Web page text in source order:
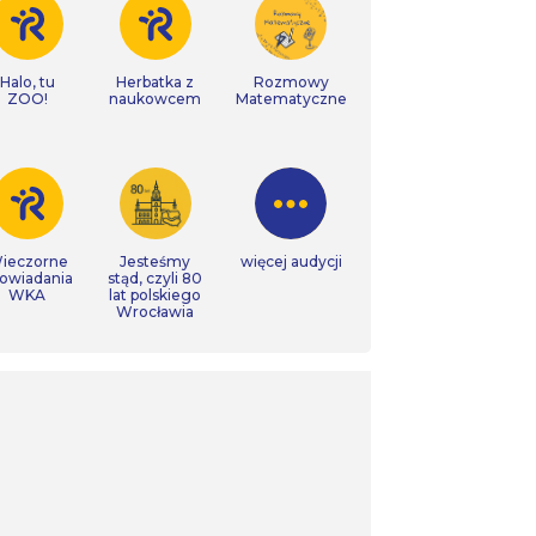
Halo, tu
ZOO!
Herbatka z
naukowcem
Rozmowy
Matematyczne
WKA
Jesteśmy
stąd, czyli 80
lat polskiego
Wrocławia
więcej audycji